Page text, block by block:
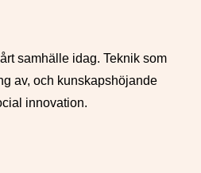
samhälle idag. Teknik som
av, och kunskapshöjande
innovation.